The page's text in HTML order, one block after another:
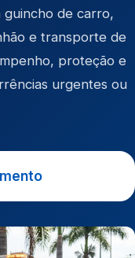
guincho de carro,
e transporte de
proteção e
urgentes ou